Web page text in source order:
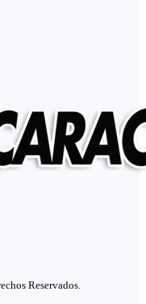
Reservados.